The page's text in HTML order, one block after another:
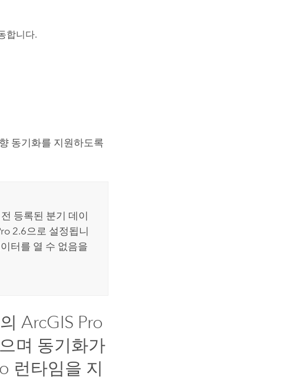
합니다.
동기화를 지원하도록
등록된 분기 데이
2.6으로 설정됩니
터를 열 수 없음을
의ArcGIS Pro
며 동기화가
런타임을 지